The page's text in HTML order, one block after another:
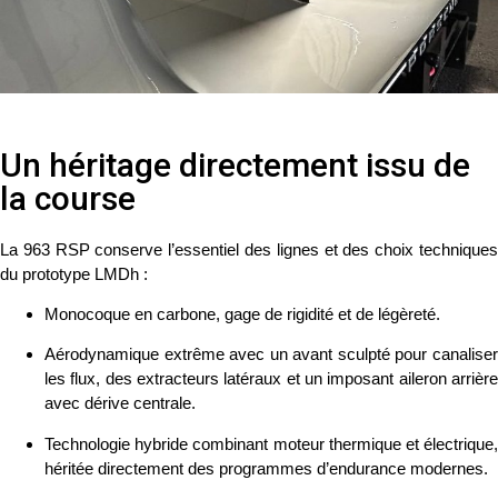
Un héritage directement issu de
la course
La 963 RSP conserve l’essentiel des lignes et des choix techniques
du prototype LMDh :
Monocoque en carbone, gage de rigidité et de légèreté.
Aérodynamique extrêmeavec un avant sculpté pour canaliser
les flux, des extracteurs latéraux et un imposant aileron arrière
avec dérive centrale.
Technologie hybride combinant moteur thermique et électrique,
héritée directement des programmes d’endurance modernes.